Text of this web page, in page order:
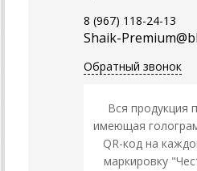
8 (967) 118-24-13
Shaik-
Обратный звонок
Вся продукция
имеющая
QR-код на
маркировку